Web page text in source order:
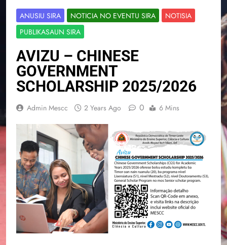
ANUSIU SIRA NOTICIA NO EVENTU SIRA
NOTISIA
PUBLIKASAUN SIRA
AVIZU – CHINESE
GOVERNMENT
SCHOLARSHIP 2025/2026
Admin Mescc 2 Years Ago 0 6 Mins